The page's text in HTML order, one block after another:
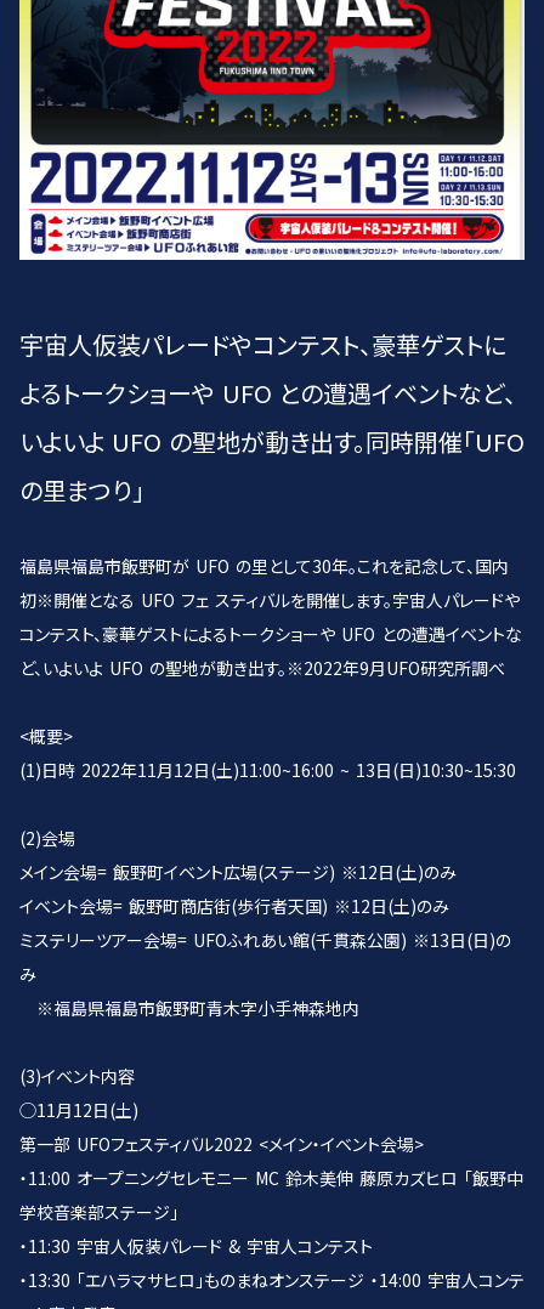
宇宙人仮装パレードやコンテスト、豪華ゲストに
よるトークショーや UFO との遭遇イベントなど、
いよいよ UFO の聖地が動き出す。同時開催「UFO
の里まつり」
福島県福島市飯野町が UFO の里として30年。これを記念して、国内
初※開催となる UFO フェ スティバルを開催します。宇宙人パレードや
コンテスト、豪華ゲストによるトークショーや UFO との遭遇イベントな
ど、いよいよ UFO の聖地が動き出す。※2022年9月UFO研究所調べ
<概要>
(1)日時 2022年11月12日(土)11:00~16:00 ~ 13日(日)10:30~15:30
(2)会場
メイン会場= 飯野町イベント広場(ステージ) ※12日(土)のみ
イベント会場= 飯野町商店街(歩行者天国) ※12日(土)のみ
ミステリーツアー会場= UFOふれあい館(千貫森公園) ※13日(日)の
み
※福島県福島市飯野町青木字小手神森地内
(3)イベント内容
◯11月12日(土)
第一部 UFOフェスティバル2022 <メイン・イベント会場>
・11:00 オープニングセレモニー MC 鈴木美伸 藤原カズヒロ 「飯野中
学校音楽部ステージ」
・11:30 宇宙人仮装パレード & 宇宙人コンテスト
・13:30 「エハラマサヒロ」ものまねオンステージ ・14:00 宇宙人コンテ